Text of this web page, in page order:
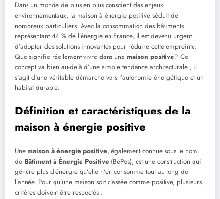
Dans un monde de plus en plus conscient des enjeux
environnementaux, la maison à énergie positive séduit de
nombreux particuliers. Avec la consommation des bâtiments
représentant 44 % de l’énergie en France, il est devenu urgent
d’adopter des solutions innovantes pour réduire cette empreinte.
Que signifie réellement vivre dans une maison positive? Ce
concept va bien au-delà d’une simple tendance architecturale ; il
s’agit d’une véritable démarche vers l’autonomie énergétique et un
habitat durable.
Définition et caractéristiques de la
maison à énergie positive
Une maison à énergie positive, également connue sous le nom
de Bâtiment à Énergie Positive (BePos), est une construction qui
génère plus d’énergie qu’elle n’en consomme tout au long de
l’année. Pour qu’une maison soit classée comme positive, plusieurs
critères doivent être respectés :